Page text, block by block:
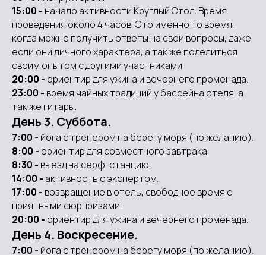
15:00 - начало активности Круглый Стол. Время
проведения около 4 часов. Это именно то время,
когда можно получить ответы на свои вопросы, даже
если они личного характера, а так же поделиться
своим опытом с другими участниками
20:00 - ориентир для ужина и вечернего променада.
23:00 - время чайных традиций у бассейна отеля, а
так же гитары.
День 3. Суббота.
7:00 - йога с тренером на берегу моря (по желанию).
8:00 - ориентир для совместного завтрака.
8:30 - выезд на серф-станцию.
14:00 - активность с экспертом.
17:00 - возвращение в отель, свободное время с
приятными сюрпризами.
20:00 - ориентир для ужина и вечернего променада.
День 4. Воскресение.
7:00 - йога с тренером на берегу моря (по желанию).